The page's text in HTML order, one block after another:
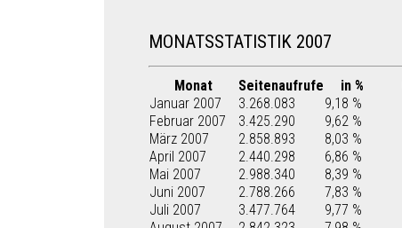
MONATSSTATISTIK 2007
Monat Seitenaufrufe in %
Januar 2007
3.268.083 9,18 %
Februar 2007
3.425.290 9,62 %
März 2007
2.858.893 8,03 %
April 2007
2.440.298 6,86 %
Mai 2007
2.988.340 8,39 %
Juni 2007
2.788.266 7,83 %
Juli 2007
3.477.764 9,77 %